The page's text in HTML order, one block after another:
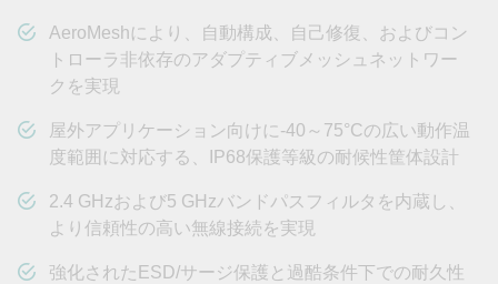
AeroMeshにより、自動構成、自己修復、およびコン
トローラ非依存のアダプティブメッシュネットワー
クを実現
屋外アプリケーション向けに-40～75°Cの広い動作温
度範囲に対応する、IP68保護等級の耐候性筐体設計
2.4 GHzおよび5 GHzバンドパスフィルタを内蔵し、
より信頼性の高い無線接続を実現
強化されたESD/サージ保護と過酷条件下での耐久性